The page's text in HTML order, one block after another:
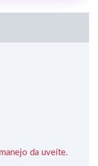
da uveíte.